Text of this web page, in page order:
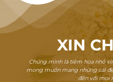
XIN
Chúng mình là tiệm hoa nhỏ
mong muốn mang những cái
đến với mọi